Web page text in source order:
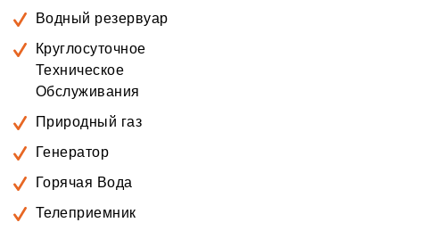
Водный резервуар
Круглосуточное
Техническое
Обслуживания
Природный газ
Генератор
Горячая Вода
Телеприемник